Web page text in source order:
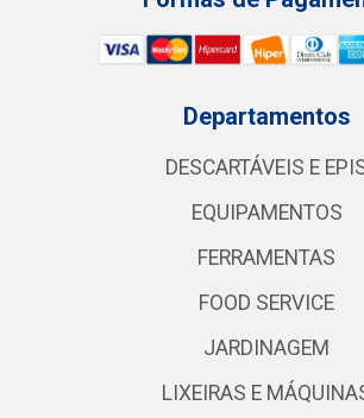
Departamentos
DESCARTÁVEIS E
EQUIPAMENTOS
FERRAMENTAS
FOOD SERVICE
JARDINAGEM
LIXEIRAS E